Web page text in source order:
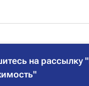
на рассылку